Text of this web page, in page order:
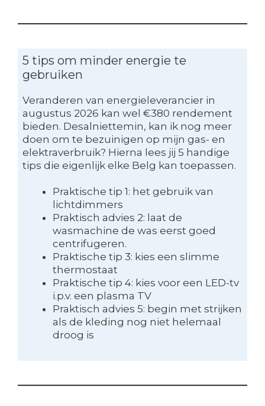
5 tips om minder energie te
gebruiken
Veranderen van energieleverancier in
augustus 2026 kan wel €380 rendement
bieden. Desalniettemin, kan ik nog meer
doen om te bezuinigen op mijn gas- en
elektraverbruik? Hierna lees jij 5 handige
tips die eigenlijk elke Belg kan toepassen.
Praktische tip 1: het gebruik van
lichtdimmers
Praktisch advies 2: laat de
wasmachine de was eerst goed
centrifugeren.
Praktische tip 3: kies een slimme
thermostaat
Praktische tip 4: kies voor een LED-tv
i.p.v. een plasma TV
Praktisch advies 5: begin met strijken
als de kleding nog niet helemaal
droog is